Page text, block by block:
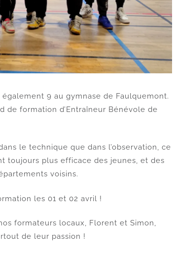
9 au gymnase de Faulquemont.
de formation d’Entraîneur Bénévole de
le technique que dans l’observation, ce
toujours plus efficace des jeunes, et des
voisins.
les 01 et 02 avril !
formateurs locaux, Florent et Simon,
de leur passion !